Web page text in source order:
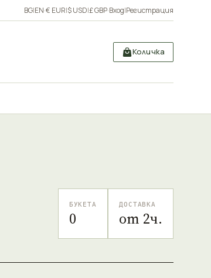
BG|EN·€ EUR|$ USD|£ GBP·Вход|Регистрация
Количка
БУКЕТА
0
ДОСТАВКА
от 2ч.